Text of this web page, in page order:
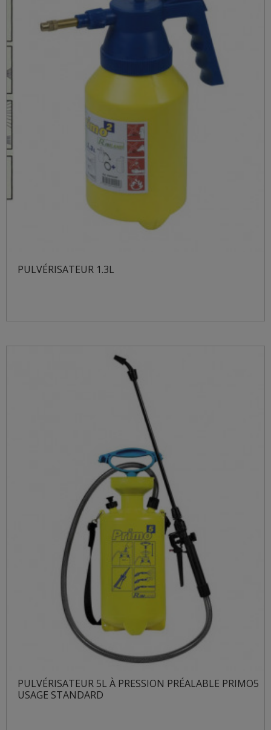
PULVÉRISATEUR 1.3L
PULVÉRISATEUR 5L À PRESSION PRÉALABLE PRIMO5
USAGE STANDARD